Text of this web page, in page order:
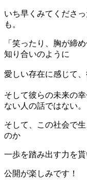
いち早くみてくださ
も。
「笑ったり、胸が締
知り合いのように
愛しい存在に感じて
そして彼らの未来の
ない人の話ではない。
そして、この社会で
のか
一歩を踏み出す力を貰
公開が楽しみです！